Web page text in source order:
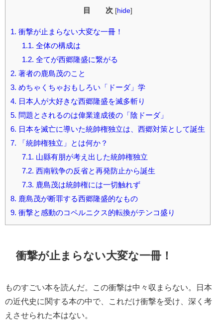
目 次 [hide]
1. 衝撃が止まらない大変な一冊！
1.1. 全体の構成は
1.2. 全てが西郷隆盛に繋がる
2. 著者の鹿島茂のこと
3. めちゃくちゃおもしろい「ドーダ」学
4. 日本人が大好きな西郷隆盛を滅多斬り
5. 問題とされるのは偉業達成後の「陰ドーダ」
6. 日本を滅亡に導いた統帥権独立は、西郷対策として誕生
7. 「統帥権独立」とは何か？
7.1. 山縣有朋が考え出した統帥権独立
7.2. 西南戦争の反省と再発防止から誕生
7.3. 鹿島茂は統帥権には一切触れず
8. 鹿島茂が断罪する西郷隆盛的なもの
9. 衝撃と感動のコペルニクス的転換がテンコ盛り
衝撃が止まらない大変な一冊！
ものすごい本を読んだ。この衝撃は中々収まらない。日本
の近代史に関する本の中で、これだけ衝撃を受け、深く考
えさせられた本はない。